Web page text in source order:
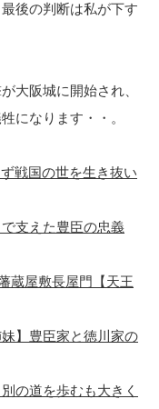
後の判断は私が下す
大阪城に開始され、
になります・・。
戦国の世を生き抜い
支えた豊臣の忠義
蔵屋敷長屋門【天王
】豊臣家と徳川家の
の道を歩むも大きく